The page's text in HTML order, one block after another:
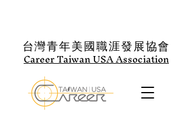
台灣青年美國職涯發展協會
Career Taiwan USA Association